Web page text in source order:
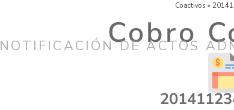
Coactivos »
Cobro
NOTIFICACIÓN DE ACTOS